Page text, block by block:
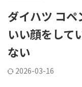
ダイハツ コ
いい顔をして
ない
2026-03-16